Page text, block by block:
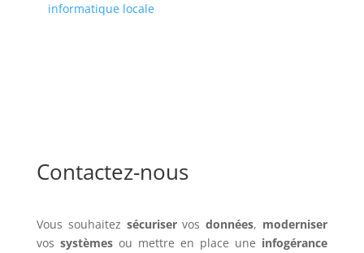
informatique locale
Contactez-nous
Vous souhaitez sécuriservosdonnées, moderniser
vos systèmesou mettre en place une infogérance